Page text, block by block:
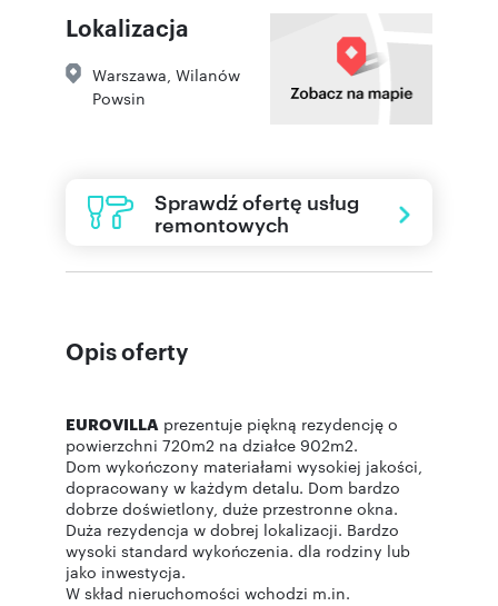
Lokalizacja
Warszawa Wilanów
Powsin
Sprawdź ofertę usług
remontowych
Opis oferty
EUROVILLA prezentuje piękną rezydencję o
powierzchni 720m2 na działce 902m2.
Dom wykończony materiałami wysokiej jakości,
dopracowany w każdym detalu. Dom bardzo
dobrze doświetlony, duże przestronne okna.
Duża rezydencja w dobrej lokalizacji. Bardzo
wysoki standard wykończenia. dla rodziny lub
jako inwestycja.
W skład nieruchomości wchodzi m.in.